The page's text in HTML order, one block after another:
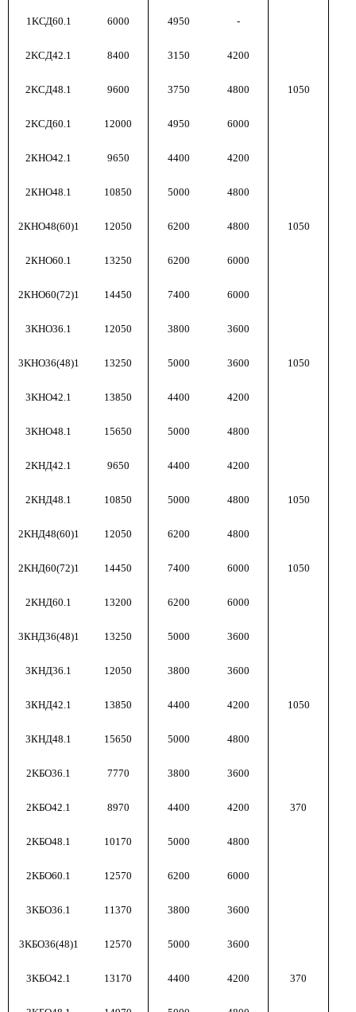
1KСД60.1 6000 4950 -
2KCД42.1 8400 3150 4200
2KCД48.1 9600 3750 4800 1050
2KCД60.1 12000 4950 6000
2КНО42.1 9650 4400 4200
2КНО48.1 10850 5000 4800
2КНО48(60)1 12050 6200 4800 1050
2КНО60.1 13250 6200 6000
2КНО60(72)1 14450 7400 6000
3KНО36.1 12050 3800 3600
3KНО36(48)1 13250 5000 3600 1050
3KНО42.1 13850 4400 4200
3KНО48.1 15650 5000 4800
2KНД42.1 9650 4400 4200
2KНД48.1 10850 5000 4800 1050
2KНД48(60)1 12050 6200 4800
2KНД60(72)1 14450 7400 6000 1050
2KНД60.1 13200 6200 6000
3КНД36(48)1 13250 5000 3600
3КНД36.1 12050 3800 3600
3КНД42.1 13850 4400 4200 1050
3КНД48.1 15650 5000 4800
2KБО36.1 7770 3800 3600
2KБО42.1 8970 4400 4200 370
2KБО48.1 10170 5000 4800
2KБО60.1 12570 6200 6000
3KБО36.1 11370 3800 3600
3KБО36(48)1 12570 5000 3600
3KБО42.1 13170 4400 4200 370